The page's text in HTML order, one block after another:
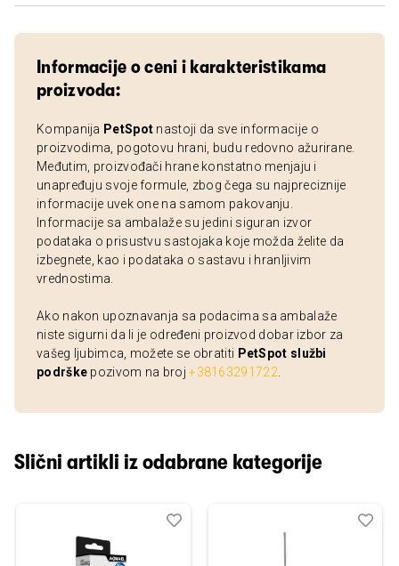
Informacije o ceni i karakteristikama
proizvoda:
Kompanija PetSpot nastoji da sve informacije o
proizvodima, pogotovu hrani, budu redovno ažurirane.
Međutim, proizvođači hrane konstatno menjaju i
unapređuju svoje formule, zbog čega su najpreciznije
informacije uvek one na samom pakovanju.
Informacije sa ambalaže su jedini siguran izvor
podataka o prisustvu sastojaka koje možda želite da
izbegnete, kao i podataka o sastavu i hranljivim
vrednostima.
Ako nakon upoznavanja sa podacima sa ambalaže
niste sigurni da li je određeni proizvod dobar izbor za
vašeg ljubimca, možete se obratiti PetSpot službi
podrške pozivom na broj+38163291722
Slični artikli iz odabrane kategorije
Dodaj
Uporedi